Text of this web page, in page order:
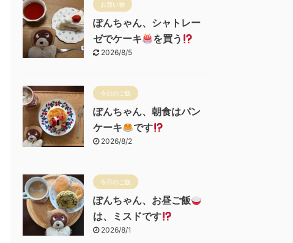
お買い物
ぽんちゃん、シャトレー
ゼでケーキ
を買う
2026/8/5
今日のご飯
ぽんちゃん、朝食はパン
ケーキ
です
2026/8/2
今日のご飯
ぽんちゃん、お昼ご飯
は、ミスドです
2026/8/1